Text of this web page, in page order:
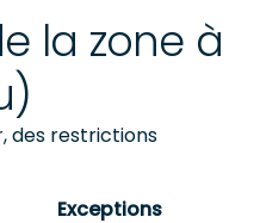
la zone à
des restrictions
Exceptions